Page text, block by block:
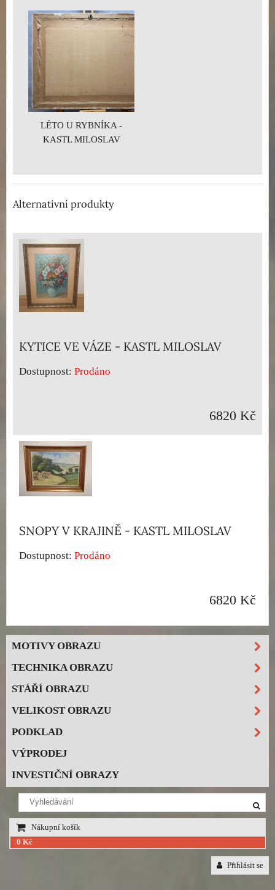
LÉTO U RYBNÍKA -
KASTL MILOSLAV
Alternativní produkty
KYTICE VE VÁZE - KASTL MILOSLAV
Dostupnost: Prodáno
6820 Kč
SNOPY V KRAJINĚ - KASTL MILOSLAV
Dostupnost: Prodáno
6820 Kč
MOTIVY OBRAZU
TECHNIKA OBRAZU
STÁŘÍ OBRAZU
VELIKOST OBRAZU
PODKLAD
VÝPRODEJ
INVESTIČNÍ OBRAZY
Nákupní košík
0 Kč
Přihlásit se